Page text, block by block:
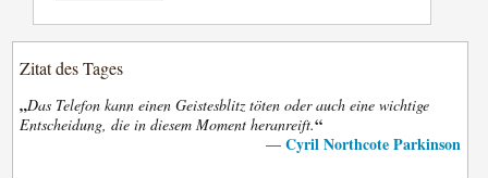
Zitat des Tages
„Das Telefon kann einen Geistesblitz töten oder auch eine wichtige
Entscheidung, die in diesem Moment heranreift.“
— Cyril Northcote Parkinson